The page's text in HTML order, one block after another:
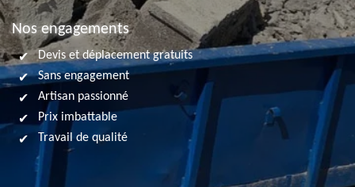
Nos engagements
Devis et déplacement gratuits
Sans engagement
Artisan passionné
Prix imbattable
Travail de qualité